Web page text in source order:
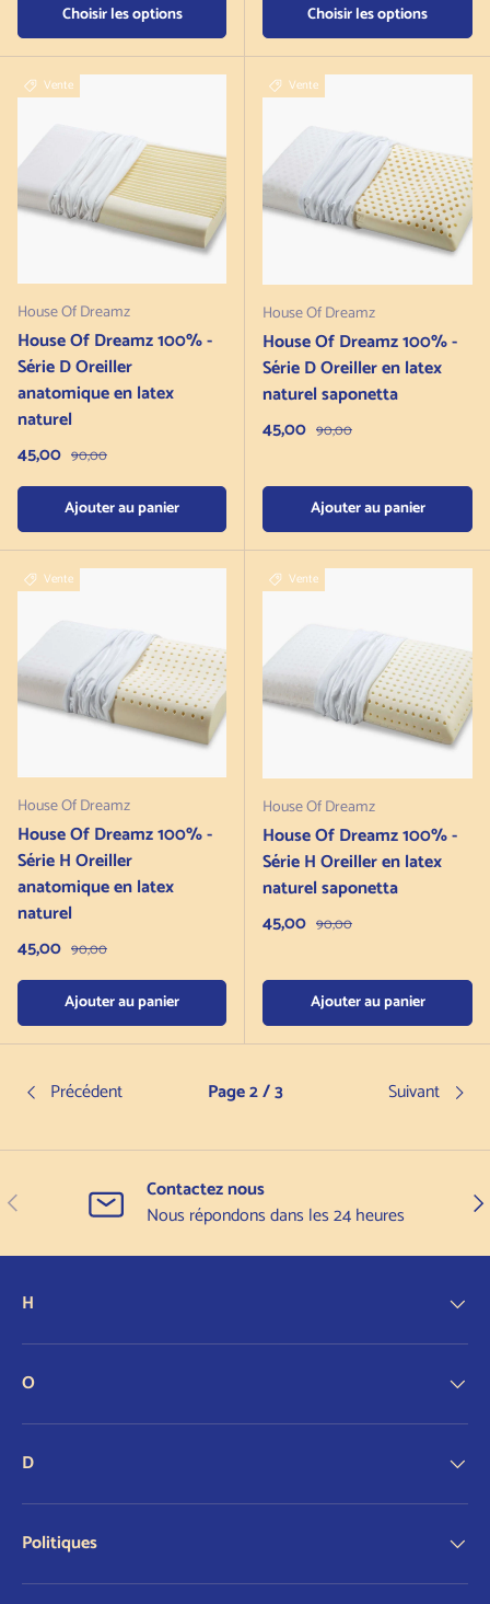
Choisir les options Choisir les options
Vente
House Of Dreamz
House Of Dreamz 100% -
Série D Oreiller
anatomique en latex
naturel
Prix de vente
45,00 Prix normal
90,00
Ajouter au panier
Vente
House Of Dreamz
House Of Dreamz 100% -
Série D Oreiller en latex
naturel saponetta
Prix de vente
45,00 Prix normal
90,00
Ajouter au panier
Vente
House Of Dreamz
House Of Dreamz 100% -
Série H Oreiller
anatomique en latex
naturel
Prix de vente
45,00 Prix normal
90,00
Ajouter au panier
Vente
House Of Dreamz
House Of Dreamz 100% -
Série H Oreiller en latex
naturel saponetta
Prix de vente
45,00 Prix normal
90,00
Ajouter au panier
Précédent Page 2 / 3 Suivant
Précédent
Contactez nous
Nous répondons dans les 24 heures
H
O
D
Politiques